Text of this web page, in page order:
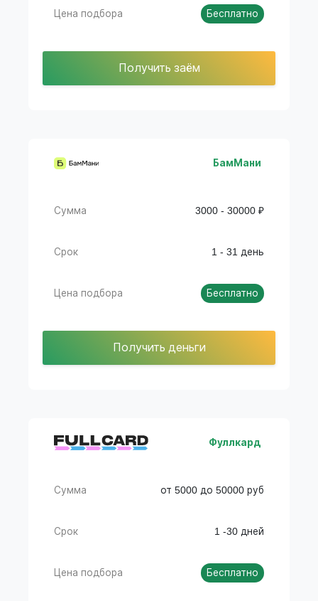
Цена подбора Бесплатно
Получить заём
БамМани
Сумма 3000 - 30000 ₽
Срок 1 - 31 день
Цена подбора Бесплатно
Получить деньги
Фуллкард
Сумма от 5000 до 50000 руб
Срок 1 -30 дней
Цена подбора Бесплатно